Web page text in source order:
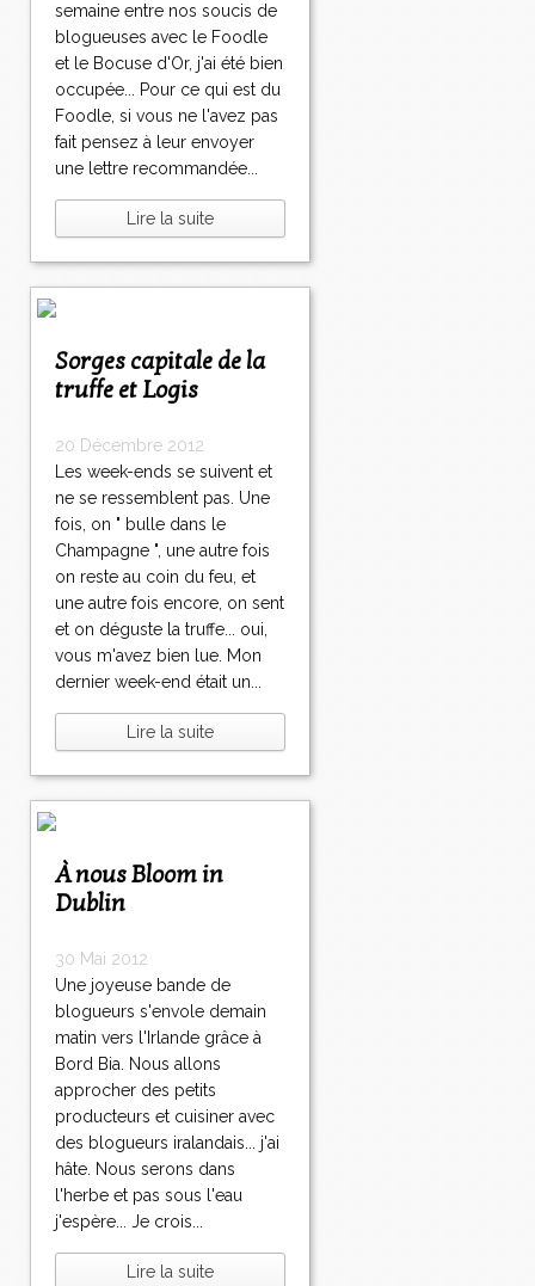
semaine entre nos soucis de
blogueuses avec le Foodle
et le Bocuse d'Or, j'ai été bien
occupée... Pour ce qui est du
Foodle, si vous ne l'avez pas
fait pensez à leur envoyer
une lettre recommandée...
Lire la suite
Sorges capitale de la
truffe et Logis
20 Décembre 2012
Les week-ends se suivent et
ne se ressemblent pas. Une
fois, on " bulle dans le
Champagne ", une autre fois
on reste au coin du feu, et
une autre fois encore, on sent
et on déguste la truffe... oui,
vous m'avez bien lue. Mon
dernier week-end était un...
Lire la suite
À nous Bloom in
Dublin
30 Mai 2012
Une joyeuse bande de
blogueurs s'envole demain
matin vers l'Irlande grâce à
Bord Bia. Nous allons
approcher des petits
producteurs et cuisiner avec
des blogueurs iralandais... j'ai
hâte. Nous serons dans
l'herbe et pas sous l'eau
j'espère... Je crois...
Lire la suite